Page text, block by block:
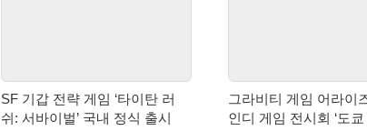
SF 기갑 전략 게임 ‘타이탄 러
쉬: 서바이벌’ 국내 정식 출시
그라비티 게임 어라이
인디 게임 전시회 ‘도